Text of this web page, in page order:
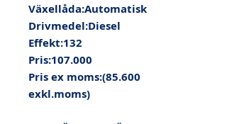
Växellåda:Automatisk
Drivmedel:Diesel
Effekt:132
Pris:107.000
Pris ex moms:(85.600
exkl.moms)